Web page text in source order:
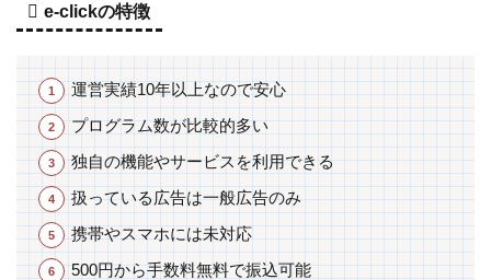
酬
の
支
払
い
に
つ
い
て
7 e-
e-clickの特徴
運営実績10年以上なので安心
プログラム数が比較的多い
独自の機能やサービスを利用できる
扱っている広告は一般広告のみ
携帯やスマホには未対応
500円から手数料無料で振込可能